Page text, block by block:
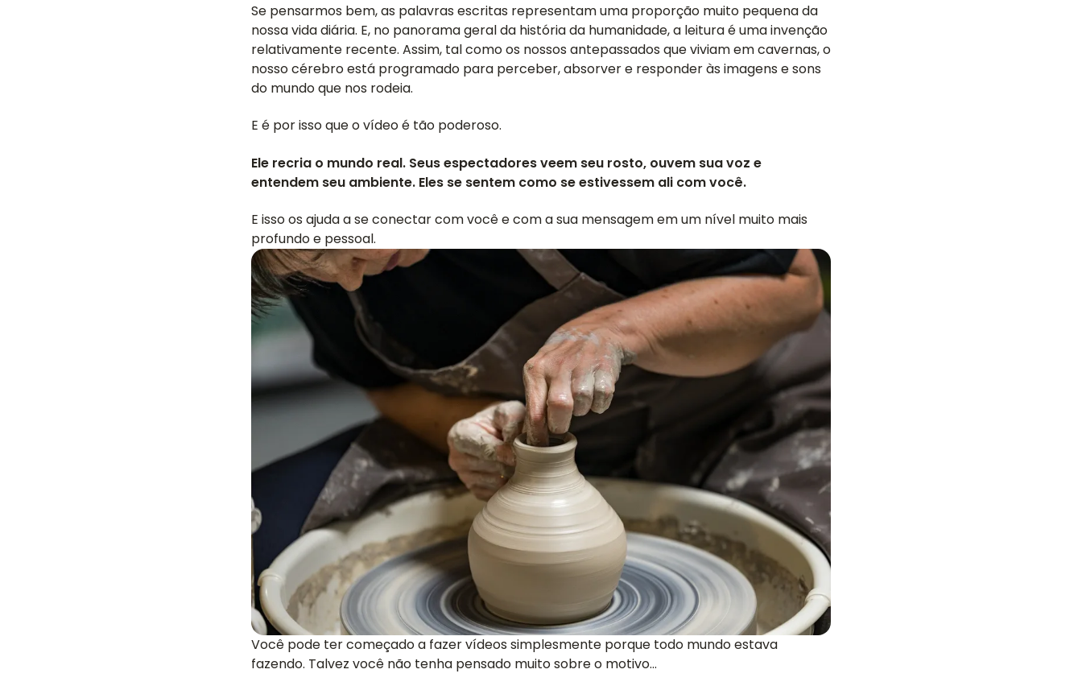
Se pensarmos bem, as palavras escritas representam uma proporção muito pequena da
nossa vida diária. E, no panorama geral da história da humanidade, a leitura é uma invenção
relativamente recente. Assim, tal como os nossos antepassados que viviam em cavernas, o
nosso cérebro está programado para perceber, absorver e responder às imagens e sons
do mundo que nos rodeia.
E é por isso que o vídeo é tão poderoso.
Ele recria o mundo real. Seus espectadores veem seu rosto, ouvem sua voz e
entendem seu ambiente. Eles se sentem como se estivessem ali com você.
E isso os ajuda a se conectar com você e com a sua mensagem em um nível muito mais
profundo e pessoal.
Você pode ter começado a fazer vídeos simplesmente porque todo mundo estava
fazendo. Talvez você não tenha pensado muito sobre o motivo...